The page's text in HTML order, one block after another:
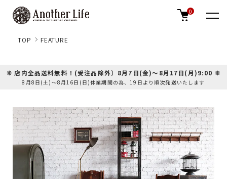
0
TOP FEATURE
❊ 店内全品送料無料！(受注品除外）8月7日(金)～8月17日(月)9:00 ❊
8月8日(土)～8月16日(日)休業期間の為、19日より順次発送いたします